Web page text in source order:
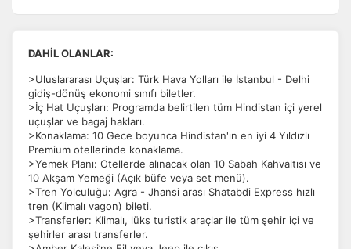
DAHİL OLANLAR:
>Uluslararası Uçuşlar: Türk Hava Yolları ile İstanbul - Delhi
gidiş-dönüş ekonomi sınıfı biletler.
>İç Hat Uçuşları: Programda belirtilen tüm Hindistan içi yerel
uçuşlar ve bagaj hakları.
>Konaklama: 10 Gece boyunca Hindistan'ın en iyi 4 Yıldızlı
Premium otellerinde konaklama.
>Yemek Planı: Otellerde alınacak olan 10 Sabah Kahvaltısı ve
10 Akşam Yemeği (Açık büfe veya set menü).
>Tren Yolculuğu: Agra - Jhansi arası Shatabdi Express hızlı
tren (Klimalı vagon) bileti.
>Transferler: Klimalı, lüks turistik araçlar ile tüm şehir içi ve
şehirler arası transferler.